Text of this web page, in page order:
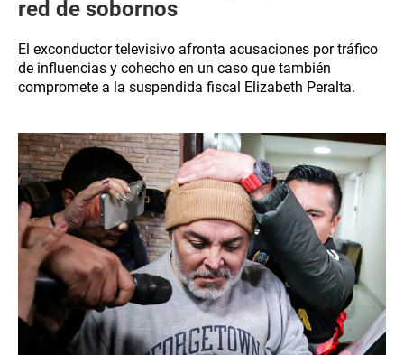
red de sobornos
El exconductor televisivo afronta acusaciones por tráfico
de influencias y cohecho en un caso que también
compromete a la suspendida fiscal Elizabeth Peralta.